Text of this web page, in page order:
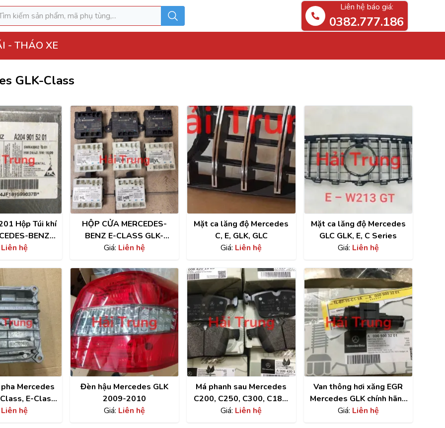
Liên hệ báo giá:
0382.777.186
điện đầy đủ
Hộp túi khí
hòa AC
Xe
Cánh Cửa
xe
giảm xóc, càng
- THÁO XE
GLK-Class
Hộp Túi khí
BENZ
350 X204
Liên hệ
HỘP CỬA MERCEDES-
BENZ E-CLASS GLK-
CLASS (W212) THÁO XE
A2129004206
A2129004618
Giá: Liên hệ
Mặt ca lăng độ Mercedes
C, E, GLK, GLC
Giá: Liên hệ
Mặt ca lăng độ Mercedes
GLC GLK, E, C Series
Giá: Liên hệ
Mercedes
E-Class,
GLK tháo xe
Liên hệ
Đèn hậu Mercedes GLK
2009-2010
Giá: Liên hệ
Má phanh sau Mercedes
C200, C250, C300, C180,
E200, E300, E500, GLK350
Giá: Liên hệ
Van thông hơi xăng EGR
Mercedes GLK chính hãng
A0005003201
Giá: Liên hệ